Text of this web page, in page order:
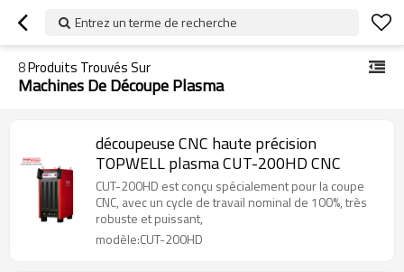
Entrez un terme de recherche
8Produits Trouvés Sur
Machines De Découpe Plasma
découpeuse CNC haute précision
TOPWELL plasma CUT-200HD CNC
CUT-200HD est conçu spécialement pour la coupe
CNC, avec un cycle de travail nominal de 100%, très
robuste et puissant,
modèle:CUT-200HD